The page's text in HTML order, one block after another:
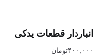
قطعات یدکی
تومان